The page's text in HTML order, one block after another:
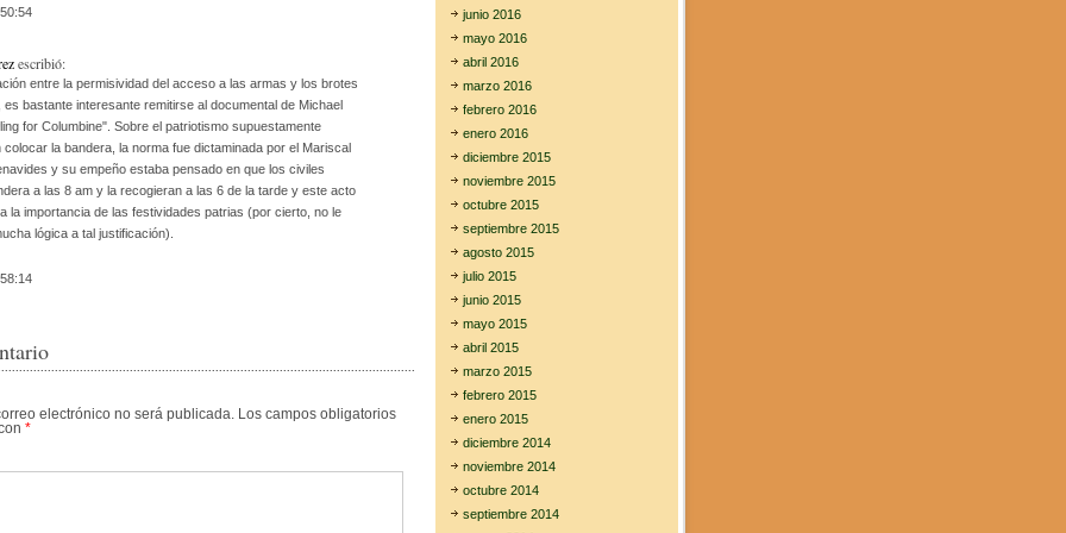
escribió:
entre la permisividad del acceso a las armas y los brotes
es bastante interesante remitirse al documental de Michael
for Columbine". Sobre el patriotismo supuestamente
colocar la bandera, la norma fue dictaminada por el Mariscal
y su empeño estaba pensado en que los civiles
a las 8 am y la recogieran a las 6 de la tarde y este acto
la importancia de las festividades patrias (por cierto, no le
lógica a tal justificación).
electrónico no será publicada. Los campos obligatorios
*
junio 2016
mayo 2016
abril 2016
marzo 2016
febrero 2016
enero 2016
diciembre 2015
noviembre 2015
octubre 2015
septiembre 2015
agosto 2015
julio 2015
junio 2015
mayo 2015
abril 2015
marzo 2015
febrero 2015
enero 2015
diciembre 2014
noviembre 2014
octubre 2014
septiembre 2014